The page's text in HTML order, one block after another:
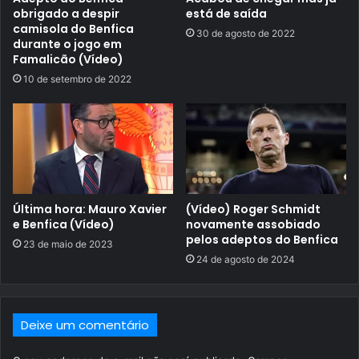
obrigado a despir
camisola do Benfica
durante o jogo em
Famalicão (Vídeo)
10 de setembro de 2022
está de saída
30 de agosto de 2022
Última hora: Mauro Xavier
e Benfica (Vídeo)
23 de maio de 2023
(Vídeo) Roger Schmidt
novamente assobiado
pelos adeptos do Benfica
24 de agosto de 2024
Deixe um comentário